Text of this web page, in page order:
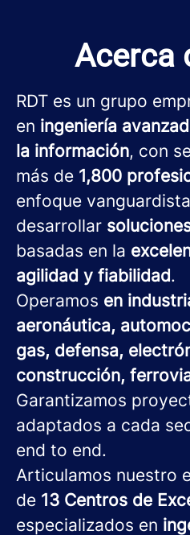
Acerca
RDT es un grupo
en ingeniería
la información, con
más de 1,800
enfoque
desarrollar
basadas en la
agilidad y fiabilidad.
Operamos en
aeronáutica,
gas, defensa,
construcción,
Garantizamos
adaptados a cada
end to end.
Articulamos nuestro
de 13 Centros de
especializados en